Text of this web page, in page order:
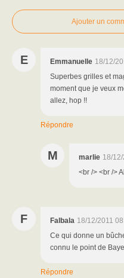
Ajouter un
E Emmanuelle 18/12/
Superbes grilles et
moment que je veux
allez, hop !!
Répondre
M marlie 18/
<br /> <br />
F Falbala 18/12/2011
Ce qui donne un
connu le point de
Répondre